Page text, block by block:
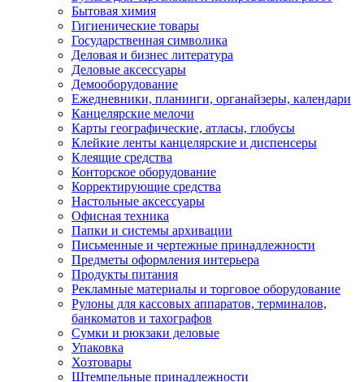
Бытовая химия
Гигиенические товары
Государственная символика
Деловая и бизнес литература
Деловые аксессуары
Демооборудование
Ежедневники, планинги, органайзеры, календари
Канцелярские мелочи
Карты географические, атласы, глобусы
Клейкие ленты канцелярские и диспенсеры
Клеящие средства
Конторское оборудование
Корректирующие средства
Настольные аксессуары
Офисная техника
Папки и системы архивации
Письменные и чертежные принадлежности
Предметы оформления интерьера
Продукты питания
Рекламные материалы и торговое оборудование
Рулоны для кассовых аппаратов, терминалов,
банкоматов и тахографов
Сумки и рюкзаки деловые
Упаковка
Хозтовары
Штемпельные принадлежности